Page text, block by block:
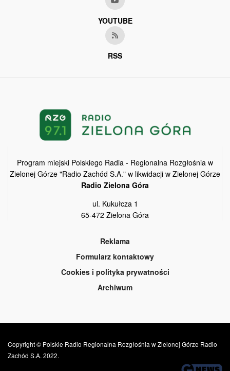
YOUTUBE
RSS
Program miejski Polskiego Radia - Regionalna Rozgłośnia w
Zielonej Górze "Radio Zachód S.A." w likwidacji w Zielonej Górze
Radio Zielona Góra
ul. Kukułcza 1
65-472 Zielona Góra
Reklama
Formularz kontaktowy
Cookies i polityka prywatności
Archiwum
Copyright © Polskie Radio Regionalna Rozgłośnia w Zielonej Górze Radio
Zachód S.A. 2022.